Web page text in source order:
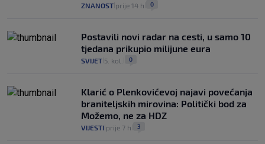
ZNANOST prije 14 h 0
Postavili novi radar na cesti, u samo 10
tjedana prikupio milijune eura
SVIJET 5. kol. 0
Klarić o Plenkovićevoj najavi povećanja
braniteljskih mirovina: Politički bod za
Možemo, ne za HDZ
VIJESTI prije 7 h 3